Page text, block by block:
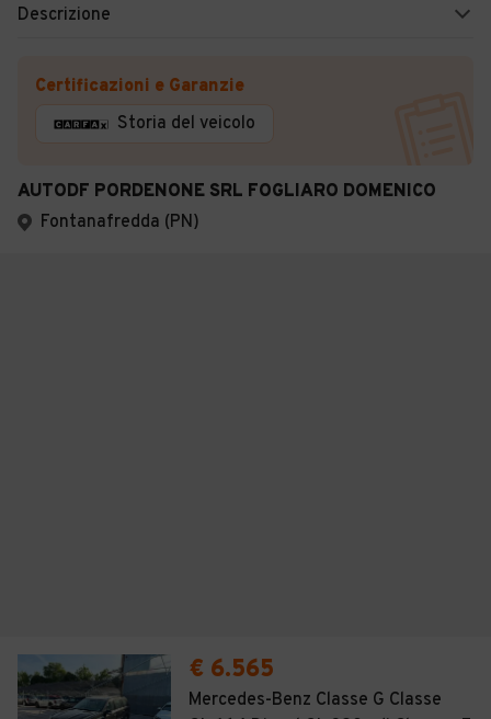
Descrizione
Certificazioni e Garanzie
Storia del veicolo
AUTODF PORDENONE SRL FOGLIARO DOMENICO
Fontanafredda (PN)
€ 6.565
Mercedes-Benz Classe G Classe